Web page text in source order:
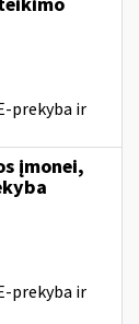
prekyba ir
įmonei,
prekyba ir